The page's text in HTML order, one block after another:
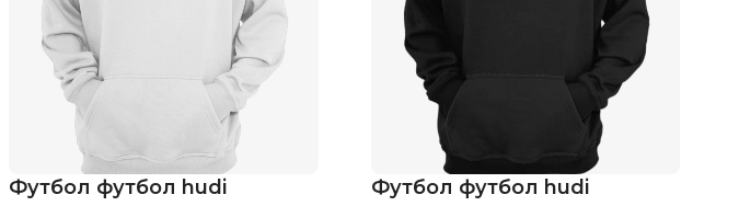
Футбол футбол hudi Футбол футбол hudi